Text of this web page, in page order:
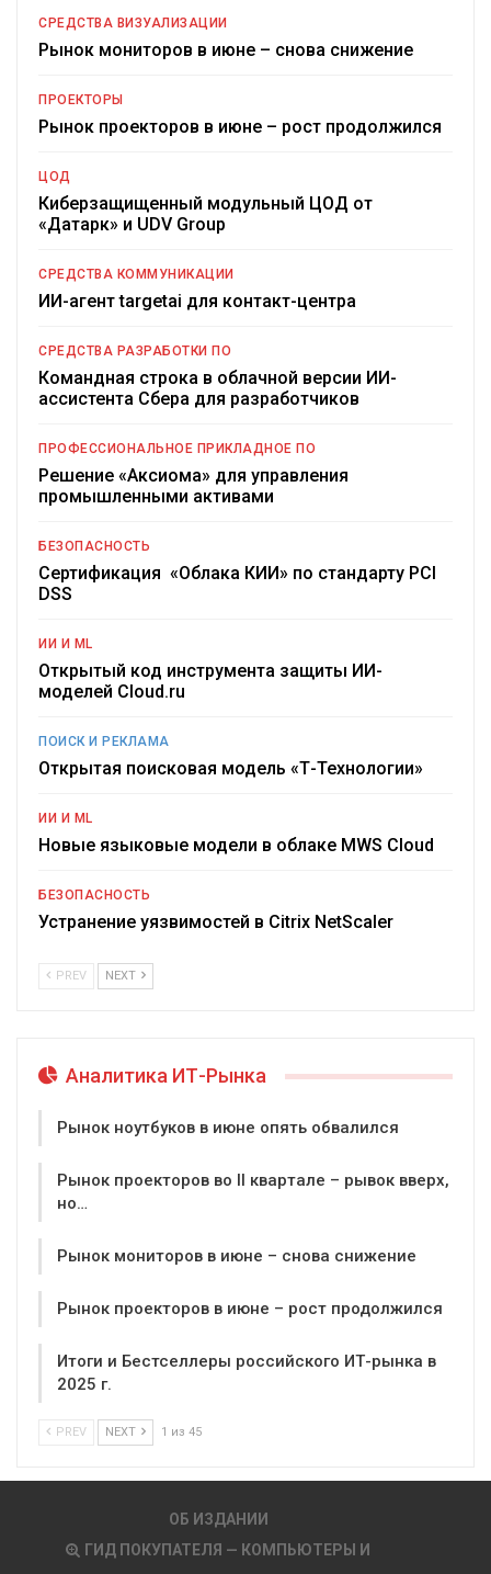
СРЕДСТВА ВИЗУАЛИЗАЦИИ
Рынок мониторов в июне – снова снижение
ПРОЕКТОРЫ
Рынок проекторов в июне – рост продолжился
ЦОД
Киберзащищенный модульный ЦОД от
«Датарк» и UDV Group
СРЕДСТВА КОММУНИКАЦИИ
ИИ-агент targetai для контакт-центра
СРЕДСТВА РАЗРАБОТКИ ПО
Командная строка в облачной версии ИИ-
ассистента Сбера для разработчиков
ПРОФЕССИОНАЛЬНОЕ ПРИКЛАДНОЕ ПО
Решение «Аксиома» для управления
промышленными активами
БЕЗОПАСНОСТЬ
Сертификация «Облака КИИ» по стандарту PCI
DSS
ИИ И ML
Открытый код инструмента защиты ИИ-
моделей Cloud.ru
ПОИСК И РЕКЛАМА
Открытая поисковая модель «Т-Технологии»
ИИ И ML
Новые языковые модели в облаке MWS Cloud
БЕЗОПАСНОСТЬ
Устранение уязвимостей в Citrix NetScaler
PREV NEXT
Аналитика ИТ-Рынка
Рынок ноутбуков в июне опять обвалился
Рынок проекторов во II квартале – рывок вверх,
но…
Рынок мониторов в июне – снова снижение
Рынок проекторов в июне – рост продолжился
Итоги и Бестселлеры российского ИТ-рынка в
2025 г.
PREV NEXT 1 из 45
ОБ ИЗДАНИИ
ГИД ПОКУПАТЕЛЯ — КОМПЬЮТЕРЫ И